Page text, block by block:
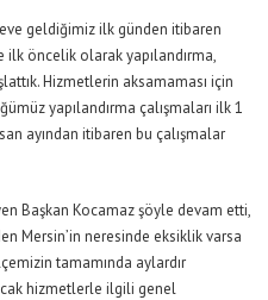
geldiğimiz ilk günden itibaren
ilk öncelik olarak yapılandırma,
Hizmetlerin aksamaması için
yapılandırma çalışmaları ilk 1
ayından itibaren bu çalışmalar
Başkan Kocamaz şöyle devam etti,
Mersin’in neresinde eksiklik varsa
tamamında aylardır
hizmetlerle ilgili genel